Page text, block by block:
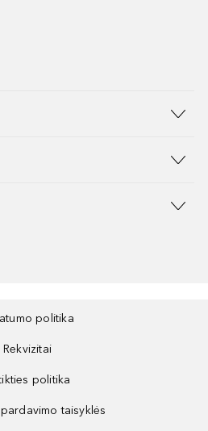
politika
Rekvizitai
politika
taisyklės